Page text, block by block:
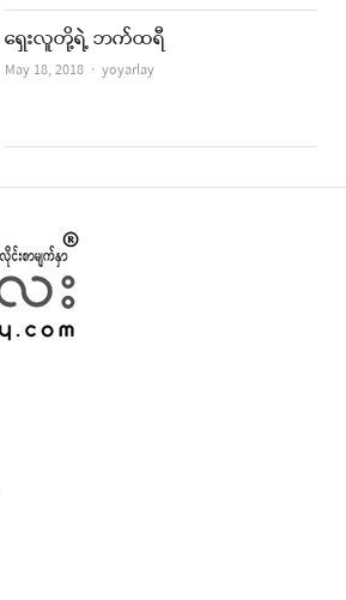
ရှေးလူတို့ရဲ့ ဘက်ထရီ
May 18, 2018 Author
yoyarlay